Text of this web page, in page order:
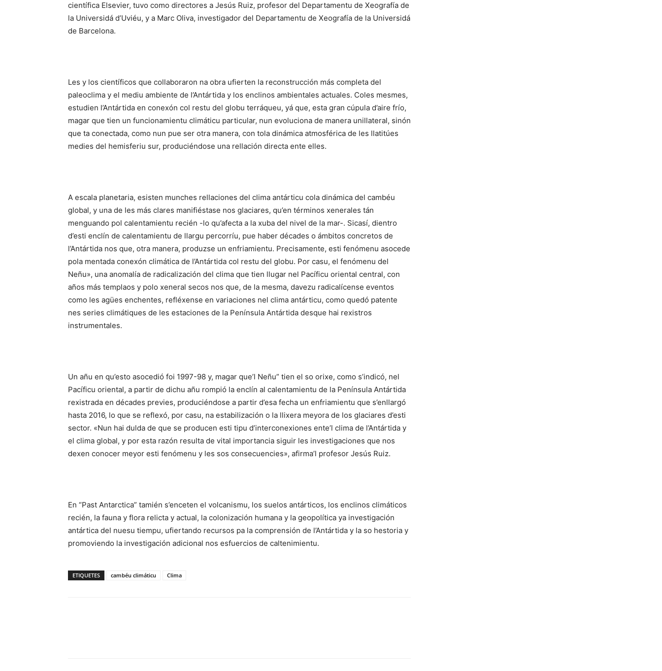
científica Elsevier, tuvo como directores a Jesús Ruiz, profesor del Departamentu de Xeografía de
la Universidá d’Uviéu, y a Marc Oliva, investigador del Departamentu de Xeografía de la Universidá
de Barcelona.
Les y los científicos que collaboraron na obra ufierten la reconstrucción más completa del
paleoclima y el mediu ambiente de l’Antártida y los enclinos ambientales actuales. Coles mesmes,
estudien l’Antártida en conexón col restu del globu terráqueu, yá que, esta gran cúpula d’aire frío,
magar que tien un funcionamientu climáticu particular, nun evoluciona de manera unillateral, sinón
que ta conectada, como nun pue ser otra manera, con tola dinámica atmosférica de les llatitúes
medies del hemisferiu sur, produciéndose una rellación directa ente elles.
A escala planetaria, esisten munches rellaciones del clima antárticu cola dinámica del cambéu
global, y una de les más clares manifiéstase nos glaciares, qu’en términos xenerales tán
menguando pol calentamientu recién -lo qu’afecta a la xuba del nivel de la mar-. Sicasí, dientro
d’esti enclín de calentamientu de llargu percorríu, pue haber décades o ámbitos concretos de
l’Antártida nos que, otra manera, produzse un enfriamientu. Precisamente, esti fenómenu asocede
pola mentada conexón climática de l’Antártida col restu del globu. Por casu, el fenómenu del
Neñu», una anomalía de radicalización del clima que tien llugar nel Pacíficu oriental central, con
años más templaos y polo xeneral secos nos que, de la mesma, davezu radicalícense eventos
como les agües enchentes, refléxense en variaciones nel clima antárticu, como quedó patente
nes series climátiques de les estaciones de la Península Antártida desque hai rexistros
instrumentales.
Un añu en qu’esto asocedió foi 1997-98 y, magar que’l Neñu” tien el so orixe, como s’indicó, nel
Pacíficu oriental, a partir de dichu añu rompió la enclín al calentamientu de la Península Antártida
rexistrada en décades previes, produciéndose a partir d’esa fecha un enfriamientu que s’enllargó
hasta 2016, lo que se reflexó, por casu, na estabilización o la llixera meyora de los glaciares d’esti
sector. «Nun hai dulda de que se producen esti tipu d’interconexiones ente’l clima de l’Antártida y
el clima global, y por esta razón resulta de vital importancia siguir les investigaciones que nos
dexen conocer meyor esti fenómenu y les sos consecuencies», afirma’l profesor Jesús Ruiz.
En “Past Antarctica” tamién s’enceten el volcanismu, los suelos antárticos, los enclinos climáticos
recién, la fauna y flora relicta y actual, la colonización humana y la geopolítica ya investigación
antártica del nuesu tiempu, ufiertando recursos pa la comprensión de l’Antártida y la so hestoria y
promoviendo la investigación adicional nos esfuercios de caltenimientu.
ETIQUETES cambéu climáticu Clima